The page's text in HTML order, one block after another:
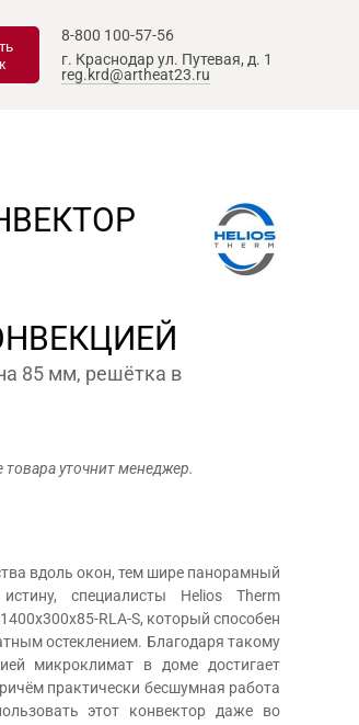
8-800 100-57-56
г. Краснодарул. Путевая, д. 1
reg.krd@artheat23.ru
85 мм, решётка в
уточнит менеджер.
вдоль окон, тем шире панорамный
специалисты Helios Therm
RLA-S, который способен
остеклением. Благодаря такому
микроклимат в доме достигает
практически бесшумная работа
этот конвектор даже во